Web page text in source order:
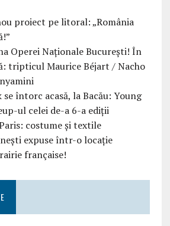
proiect pe litoral: „România
Operei Naționale București! În
tripticul Maurice Béjart / Nacho
se întorc acasă, la Bacău: Young
ul celei de-a 6-a ediții
costume și textile
expuse într-o locație
française!